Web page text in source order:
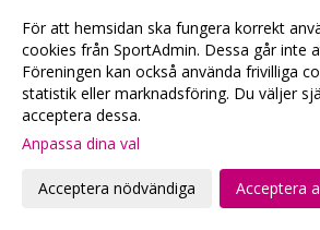
VI HAR EN VÄRLDSMÄSTARE
CECILIA DINARDO HISTORISK
Målvaktsträning 1
VM-update
Målvaktsträning
Matchens lirare, VM-debutanter & 4+1
För att hemsidan ska fungera korrekt
cookies från SportAdmin. Dessa går inte
Föreningen kan också använda frivilliga
statistik eller marknadsföring. Du väljer
acceptera dessa.
Anpassa dina val
Acceptera nödvändiga Acceptera